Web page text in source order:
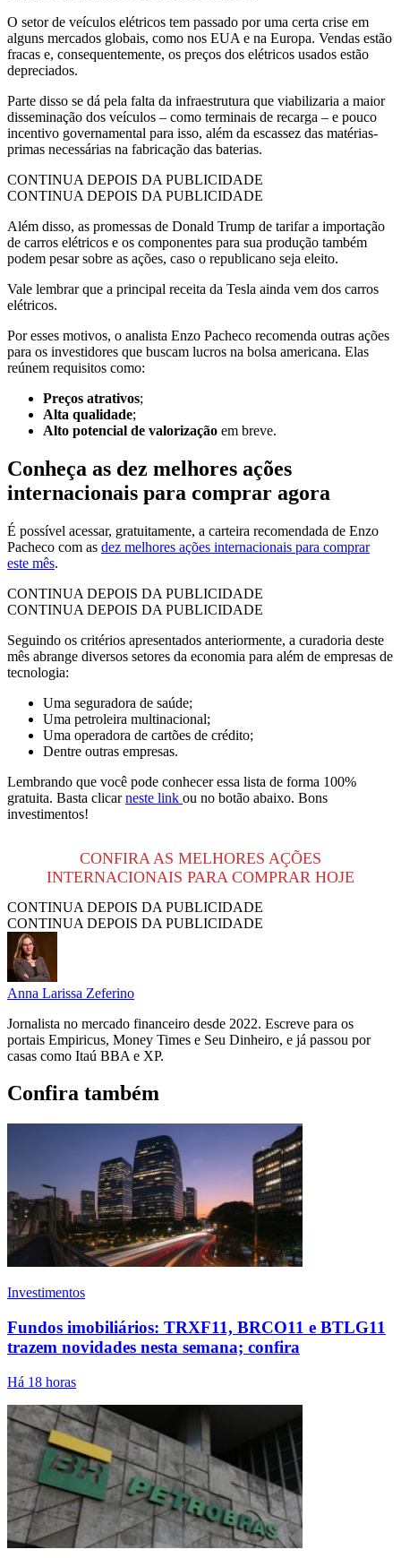
O setor de veículos elétricos tem passado por uma certa crise em
alguns mercados globais, como nos EUA e na Europa. Vendas estão
fracas e, consequentemente, os preços dos elétricos usados estão
depreciados.
Parte disso se dá pela falta da infraestrutura que viabilizaria a maior
disseminação dos veículos – como terminais de recarga – e pouco
incentivo governamental para isso, além da escassez das matérias-
primas necessárias na fabricação das baterias.
CONTINUA DEPOIS DA PUBLICIDADE
CONTINUA DEPOIS DA PUBLICIDADE
Além disso, as promessas de Donald Trump de tarifar a importação
de carros elétricos e os componentes para sua produção também
podem pesar sobre as ações, caso o republicano seja eleito.
Vale lembrar que a principal receita da Tesla ainda vem dos carros
elétricos.
Por esses motivos, o analista Enzo Pacheco recomenda outras ações
para os investidores que buscam lucros na bolsa americana. Elas
reúnem requisitos como:
Preços atrativos;
Alta qualidade;
Alto potencial de valorização em breve.
Conheça as dez melhores ações
internacionais para comprar agora
É possível acessar, gratuitamente, a carteira recomendada de Enzo
Pacheco com as dez melhores ações internacionais para comprar
este mês.
CONTINUA DEPOIS DA PUBLICIDADE
CONTINUA DEPOIS DA PUBLICIDADE
Seguindo os critérios apresentados anteriormente, a curadoria deste
mês abrange diversos setores da economia para além de empresas de
tecnologia:
Uma seguradora de saúde;
Uma petroleira multinacional;
Uma operadora de cartões de crédito;
Dentre outras empresas.
Lembrando que você pode conhecer essa lista de forma 100%
gratuita. Basta clicarneste link ou no botão abaixo. Bons
investimentos!
CONFIRA AS MELHORES AÇÕES
INTERNACIONAIS PARA COMPRAR HOJE
CONTINUA DEPOIS DA PUBLICIDADE
CONTINUA DEPOIS DA PUBLICIDADE
Anna Larissa Zeferino
Jornalista no mercado financeiro desde 2022. Escreve para os
portais Empiricus, Money Times e Seu Dinheiro, e já passou por
casas como Itaú BBA e XP.
Confira também
Investimentos
Fundos imobiliários: TRXF11, BRCO11 e BTLG11
trazem novidades nesta semana; confira
Há 18 horas